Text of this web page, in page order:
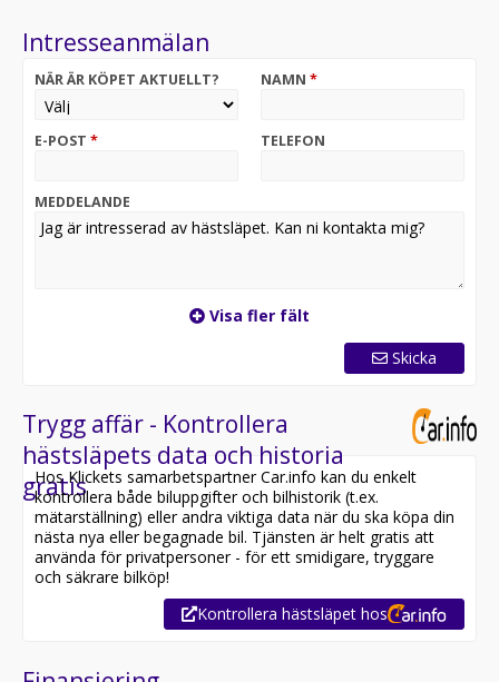
Intresseanmälan
NÄR ÄR KÖPET AKTUELLT? NAMN *
E-POST * TELEFON
MEDDELANDE
Visa fler fält
Skicka
Trygg affär - Kontrollera
hästsläpets data och historia
gratis
Hos Klickets samarbetspartner Car.info kan du enkelt
kontrollera både biluppgifter och bilhistorik (t.ex.
mätarställning) eller andra viktiga data när du ska köpa din
nästa nya eller begagnade bil. Tjänsten är helt gratis att
använda för privatpersoner - för ett smidigare, tryggare
och säkrare bilköp!
Kontrollera hästsläpet hos